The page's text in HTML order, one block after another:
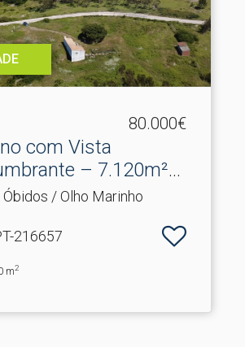
80.000€
com Vista
– 7.​120m²
/ Olho Marinho
216657
m2